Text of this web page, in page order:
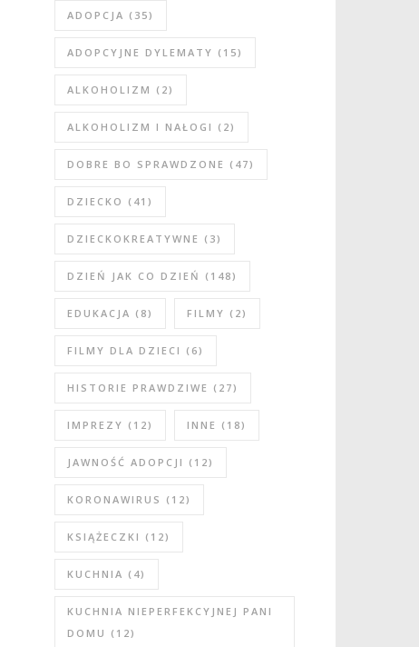
ADOPCJA (35)
ADOPCYJNE DYLEMATY (15)
ALKOHOLIZM (2)
ALKOHOLIZM I NAŁOGI (2)
DOBRE BO SPRAWDZONE (47)
DZIECKO (41)
DZIECKOKREATYWNE (3)
DZIEŃ JAK CO DZIEŃ (148)
EDUKACJA (8) FILMY (2)
FILMY DLA DZIECI (6)
HISTORIE PRAWDZIWE (27)
IMPREZY (12) INNE (18)
JAWNOŚĆ ADOPCJI (12)
KORONAWIRUS (12)
KSIĄŻECZKI (12)
KUCHNIA (4)
KUCHNIA NIEPERFEKCYJNEJ PANI
DOMU (12)